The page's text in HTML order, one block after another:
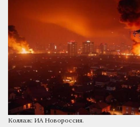
Коллаж: ИА Новороссия.